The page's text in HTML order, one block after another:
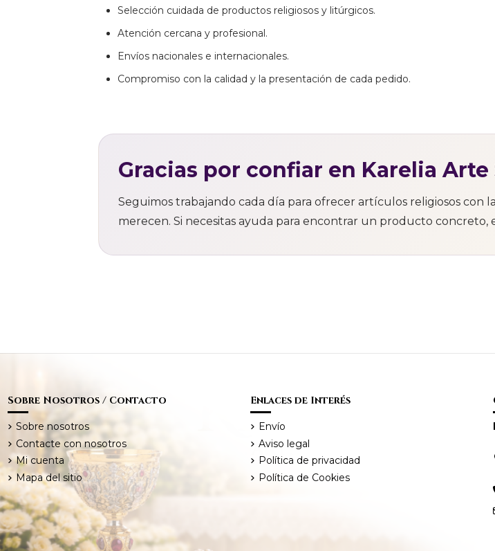
Selección cuidada de productos religiosos y litúrgicos.
Atención cercana y profesional.
Envíos nacionales e internacionales.
Compromiso con la calidad y la presentación de cada pedido.
Gracias por confiar en Karelia Arte
Seguimos trabajando cada día para ofrecer artículos religiosos con
merecen. Si necesitas ayuda para encontrar un producto concreto,
Sobre Nosotros / Contacto
Sobre nosotros
Contacte con nosotros
Mi cuenta
Mapa del sitio
Enlaces de Interés
Envío
Aviso legal
Política de privacidad
Política de Cookies